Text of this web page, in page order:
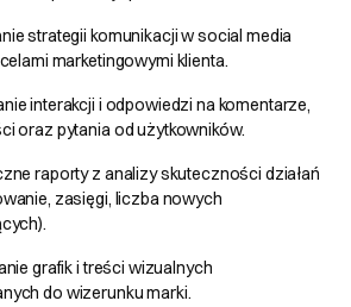
strategii komunikacji w social media
marketingowymi klienta.
interakcji i odpowiedzi na komentarze,
oraz pytania od użytkowników.
raporty z analizy skuteczności działań
zasięgi, liczba nowych
grafik i treści wizualnych
do wizerunku marki.